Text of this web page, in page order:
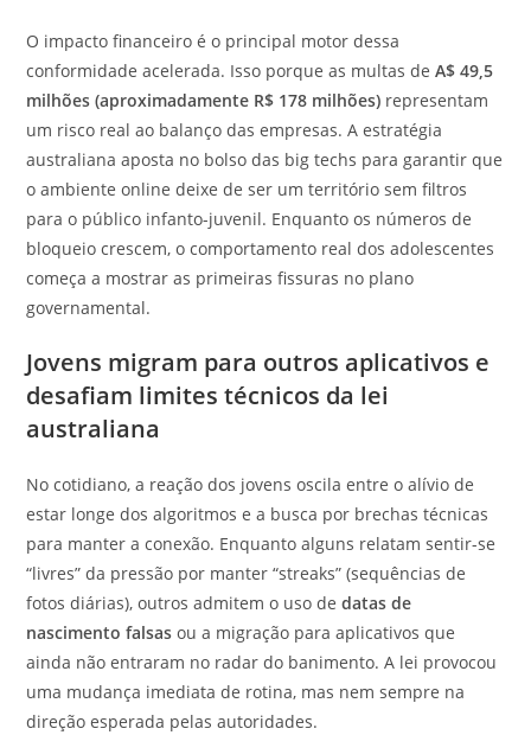
O impacto financeiro é o principal motor dessa
conformidade acelerada. Isso porque as multas deA$ 49,5
milhões (aproximadamente R$ 178 milhões) representam
um risco real ao balanço das empresas. A estratégia
australiana aposta no bolso das big techs para garantir que
o ambiente online deixe de ser um território sem filtros
para o público infanto-juvenil. Enquanto os números de
bloqueio crescem, o comportamento real dos adolescentes
começa a mostrar as primeiras fissuras no plano
governamental.
Jovens migram para outros aplicativos e
desafiam limites técnicos da lei
australiana
No cotidiano, a reação dos jovens oscila entre o alívio de
estar longe dos algoritmos e a busca por brechas técnicas
para manter a conexão. Enquanto alguns relatam sentir-se
“livres” da pressão por manter “streaks” (sequências de
fotos diárias), outros admitem o uso dedatas de
nascimento falsas ou a migração para aplicativos que
ainda não entraram no radar do banimento. A lei provocou
uma mudança imediata de rotina, mas nem sempre na
direção esperada pelas autoridades.